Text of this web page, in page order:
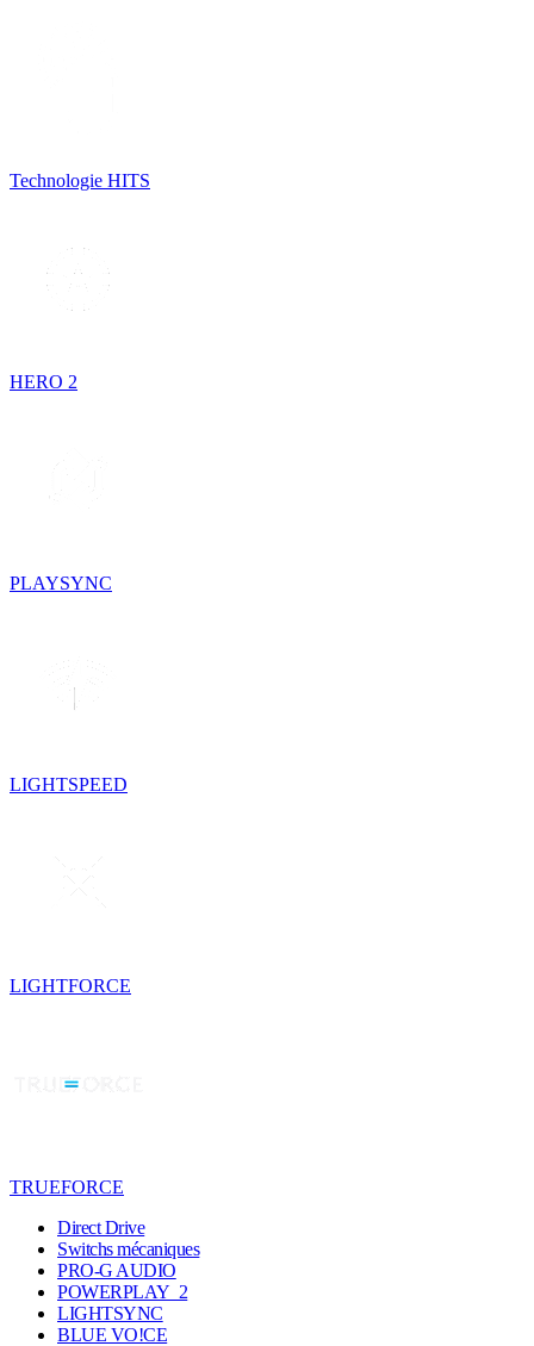
Technologie HITS
HERO 2
PLAYSYNC
LIGHTSPEED
LIGHTFORCE
TRUEFORCE
Direct Drive
Switchs mécaniques
PRO-G AUDIO
POWERPLAY 2
LIGHTSYNC
BLUE VO!CE